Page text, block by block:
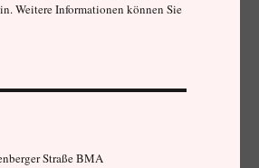
Weitere Informationen können Sie
Straße BMA